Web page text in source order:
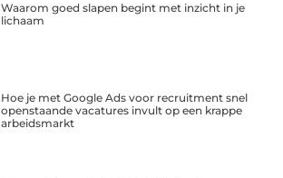
Waarom goed slapen begint met inzicht in je
lichaam
Hoe je met Google Ads voor recruitment snel
openstaande vacatures invult op een krappe
arbeidsmarkt